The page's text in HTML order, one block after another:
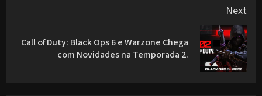
Next
Next
Call of Duty: Black Ops 6 e Warzone Chega
com Novidades na Temporada 2.